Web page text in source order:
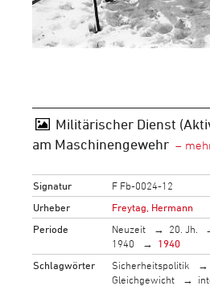
Militärischer Dienst
am Maschinengewehr
Signatur
F Fb-0024-12
Urheber
Freytag, Hermann
Periode
Neuzeit 20. Jh.
1940
1940
Schlagwörter
Sicherheitspolitik
Gleichgewicht